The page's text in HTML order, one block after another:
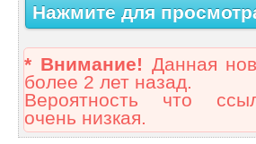
Нажмите для
* Внимание! Данная
более 2 лет назад.
Вероятность что
очень низкая.